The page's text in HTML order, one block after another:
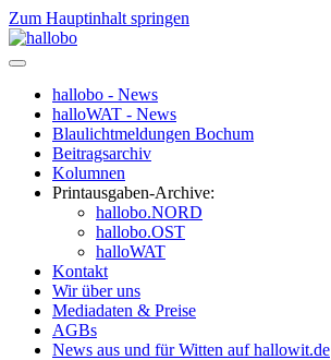
Zum Hauptinhalt springen
hallobo - News
halloWAT - News
Blaulichtmeldungen Bochum
Beitragsarchiv
Kolumnen
Printausgaben-Archive:
hallobo.NORD
hallobo.OST
halloWAT
Kontakt
Wir über uns
Mediadaten & Preise
AGBs
News aus und für Witten auf hallowit.de